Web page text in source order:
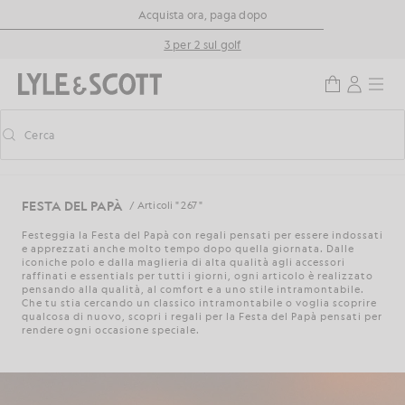
Vai al contenuto principale
Informazioni sull'accessibilitàAcquista ora, paga dopo
3 per 2 sul golf
Attiva/disattiva la ricerca predittiva
Cerca
FESTA DEL PAPÀ / Articoli " 267 "
Festeggia la Festa del Papà con regali pensati per essere indossati
e apprezzati anche molto tempo dopo quella giornata. Dalle
iconiche polo e dalla maglieria di alta qualità agli accessori
raffinati e essentials per tutti i giorni, ogni articolo è realizzato
pensando alla qualità, al comfort e a uno stile intramontabile.
Che tu stia cercando un classico intramontabile o voglia scoprire
qualcosa di nuovo, scopri i regali per la Festa del Papà pensati per
rendere ogni occasione speciale.